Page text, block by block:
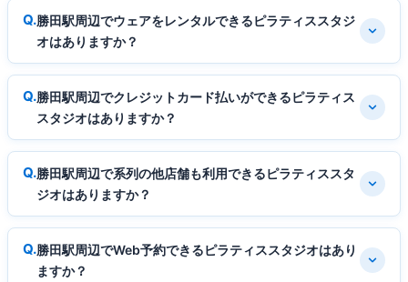
勝田駅周辺でウェアをレンタルできるピラティススタジ
オはありますか？
勝田駅周辺でクレジットカード払いができるピラティス
スタジオはありますか？
勝田駅周辺で系列の他店舗も利用できるピラティススタ
ジオはありますか？
勝田駅周辺でWeb予約できるピラティススタジオはあり
ますか？